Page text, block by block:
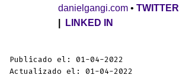
danielgangi.com • TWITTER
LINKED IN
Publicado el: 01-04-2022
Actualizado el: 01-04-2022